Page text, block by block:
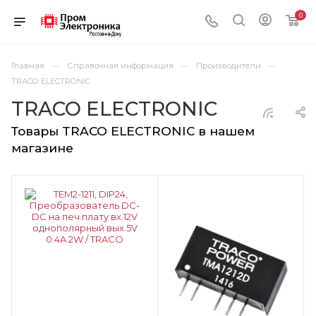
0
Главная — Справочная информация — Производители —
TRACO ELECTRONIC
TRACO ELECTRONIC
Товары TRACO ELECTRONIC в нашем
магазине